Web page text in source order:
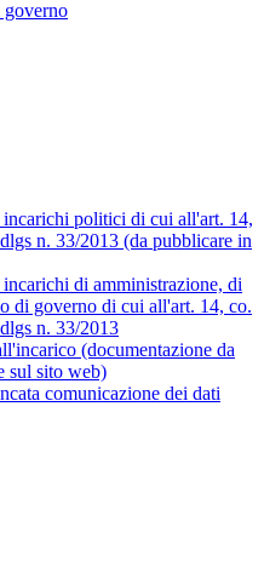
politici di cui all'art. 14,
n. 33/2013 (da pubblicare in
di amministrazione, di
di governo di cui all'art. 14, co.
n. 33/2013
(documentazione da
sul sito web)
comunicazione dei dati